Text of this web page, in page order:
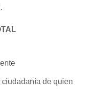
de quien